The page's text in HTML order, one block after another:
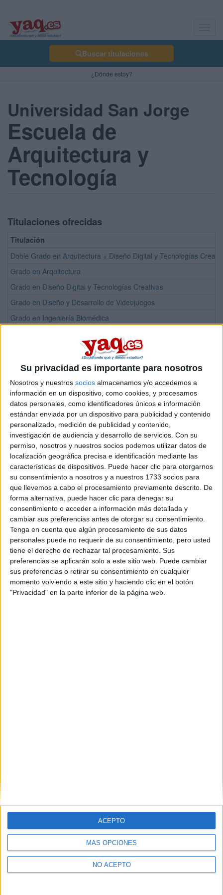
Su privacidad es importante para nosotros
Nosotros y nuestros socios almacenamos y/o accedemos a
información en un dispositivo, como cookies, y procesamos
datos personales, como identificadores únicos e información
estándar enviada por un dispositivo para publicidad y contenido
personalizado, medición de publicidad y contenido,
investigación de audiencia y desarrollo de servicios. Con su
permiso, nosotros y nuestros socios podemos utilizar datos de
localización geográfica precisa e identificación mediante las
características de dispositivos. Puede hacer clic para otorgarnos
su consentimiento a nosotros y a nuestros 1733 socios para
que llevemos a cabo el procesamiento previamente descrito. De
forma alternativa, puede hacer clic para denegar su
consentimiento o acceder a información más detallada y
cambiar sus preferencias antes de otorgar su consentimiento.
Tenga en cuenta que algún procesamiento de sus datos
personales puede no requerir de su consentimiento, pero usted
tiene el derecho de rechazar tal procesamiento. Sus
preferencias se aplicarán solo a este sitio web. Puede cambiar
sus preferencias o retirar su consentimiento en cualquier
momento volviendo a este sitio y haciendo clic en el botón
"Privacidad" en la parte inferior de la página web.
MÁS OPCIONES
NO ACEPTO
ACEPTO
Buscar titulaciones
¿Dónde estoy?
Universidad San Jorge
Escuela de
Arquitectura y
Tecnología
Titulaciones ofrecidas
Titulación
Doble Grado en Arquitectura + Diseño Digital y Tecnologías
Grado en Arquitectura
Grado en Diseño Digital y Tecnologías Creativas
Grado en Diseño y Desarrollo de Videojuegos
Grado en Ingeniería Biomédica
Grado en Ingeniería Informática
Grado en Inteligencia Artificial
Doble Grado en Ingeniería de la Ciberseguridad + Ingeniería
Doble Grado en Ingeniería Informática + Diseño y Desarrollo de
Doble Grado en Inteligencia Artificial + Ingeniería Informática
Máster Universitario en Tecnologías Software Avanzadas para
¡Síguenos en Facebook!